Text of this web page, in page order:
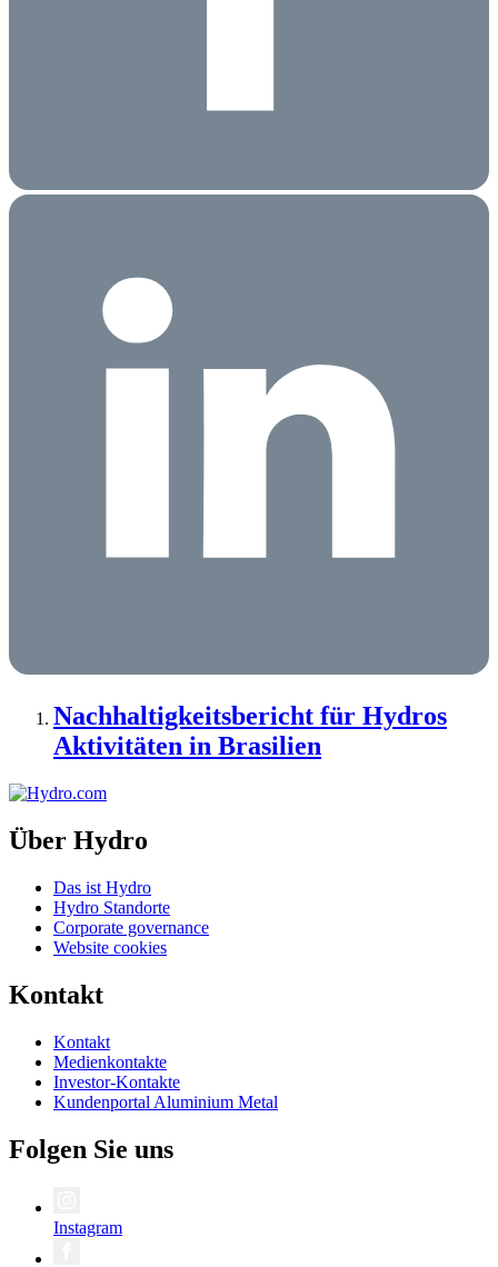
Nachhaltigkeitsbericht für Hydros
Aktivitäten in Brasilien
Über Hydro
Das ist Hydro
Hydro Standorte
Corporate governance
Website cookies
Kontakt
Kontakt
Medienkontakte
Investor-Kontakte
Kundenportal Aluminium Metal
Folgen Sie uns
Instagram